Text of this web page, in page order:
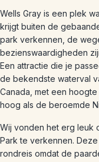
Wells Gray is een plek
krijgt buiten de
park verkennen, de
bezienswaardigheden
Een attractie die je
de bekendste waterval
Canada, met een hoogte
hoog als de beroemde
Wij vonden het erg leuk
Park te verkennen.
rondreis omdat de